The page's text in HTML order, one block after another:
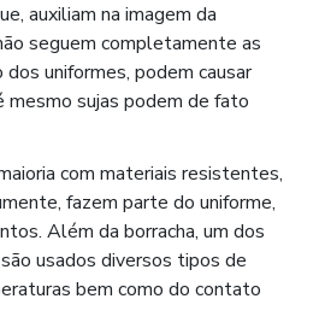
auxiliam na imagem da
seguem completamente as
uniformes, podem causar
mesmo sujas podem de fato
com materiais resistentes,
fazem parte do uniforme,
Além da borracha, um dos
usados diversos tipos de
bem como do contato